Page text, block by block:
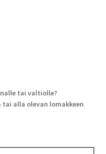
tai valtiolle?
alla olevan lomakkeen